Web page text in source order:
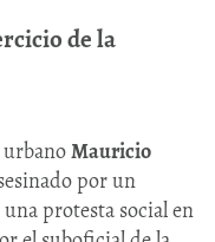
de la
urbanoMauricio
por un
protesta social en